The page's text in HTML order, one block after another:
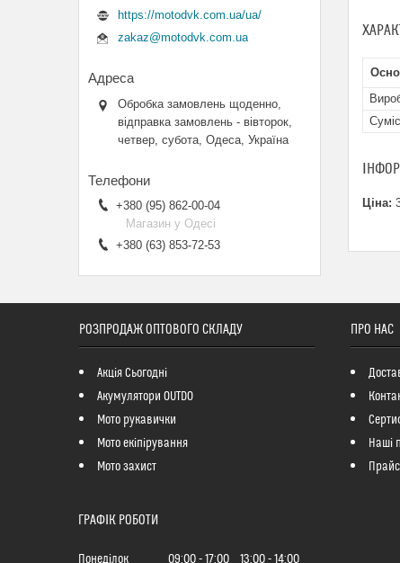
Ціна:
https://motodvk.com.ua/ua/
zakaz@motodvk.com.ua
Обробка замовлень щоденно,
відправка замовлень - вівторок,
четвер, субота, Одеса, Україна
+380 (95) 862-00-04
Магазин у Одесі
+380 (63) 853-72-53
РОЗПРОДАЖ ОПТОВОГО СКЛАДУ
Акція Сьогодні
Акумулятори OUTDO
Мото рукавички
Мото екіпірування
Мото захист
ПРО НАС
Наші
ГРАФІК РОБОТИ
Понеділок 09:00 17:00 13:00 14:00